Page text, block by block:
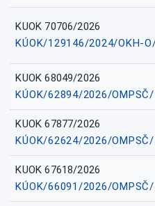
KUOK 70706/2026
KÚOK/129146/2024/OKH-
KUOK 68049/2026
KÚOK/62894/2026/
KUOK 67877/2026
KÚOK/62624/2026/
KUOK 67618/2026
KÚOK/66091/2026/